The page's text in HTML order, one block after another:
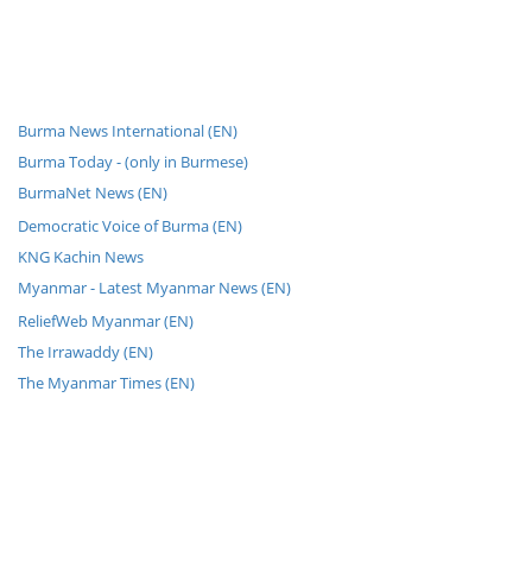
Burma News International (EN)
Burma Today - (only in Burmese)
BurmaNet News (EN)
Democratic Voice of Burma (EN)
KNG Kachin News
Myanmar - Latest Myanmar News (EN)
ReliefWeb Myanmar (EN)
The Irrawaddy (EN)
The Myanmar Times (EN)